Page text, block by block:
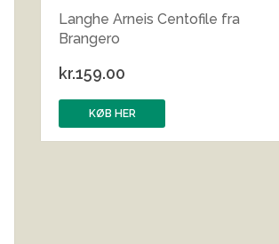
Langhe Arneis Centofile fra
Brangero
kr.159.00
KØB HER